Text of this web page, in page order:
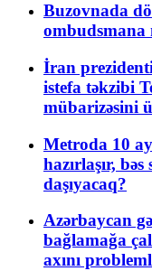
Buzovnada
ombudsmana
İran
istefa təkzibi
mübarizəsini
Metroda 10
hazırlaşır,
daşıyacaq?
Azərbaycan
bağlamağa
axını